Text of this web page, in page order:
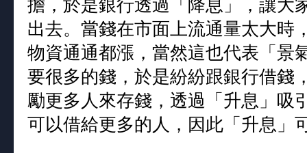
擔，於是銀行透過「降息」，讓大
出去。當錢在市面上流通量太大時
物資通通都漲，當然這也代表「景
要很多的錢，於是紛紛跟銀行借錢
勵更多人來存錢，透過「升息」吸
可以借給更多的人，因此「升息」